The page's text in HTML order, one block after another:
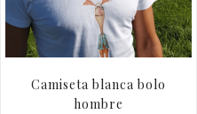
Camiseta blanca bolo
hombre